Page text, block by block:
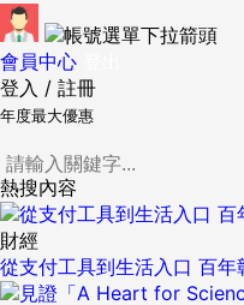
會員中心
登入 / 註冊
年度最大優惠
熱搜內容
財經
從支付工具到生活入口 百年